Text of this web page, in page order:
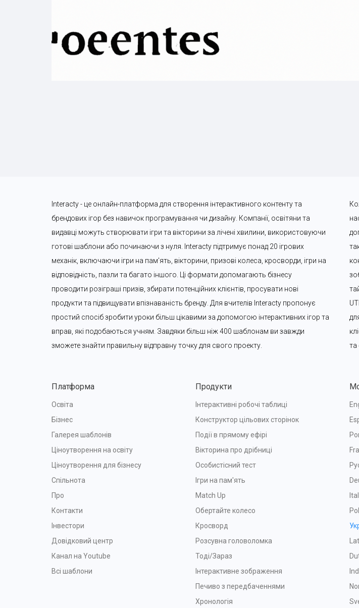
Interacty - це онлайн-платформа для створення інтерактивного контенту та
брендових ігор без навичок програмування чи дизайну. Компанії, освітяни та
видавці можуть створювати ігри та вікторини за лічені хвилини, використовуючи
готові шаблони або починаючи з нуля. Interacty підтримує понад 20 ігрових
механік, включаючи ігри на пам'ять, вікторини, призові колеса, кросворди, ігри на
відповідність, пазли та багато іншого. Ці формати допомагають бізнесу
проводити розіграші призів, збирати потенційних клієнтів, просувати нові
продукти та підвищувати впізнаваність бренду. Для вчителів Interacty пропонує
простий спосіб зробити уроки більш цікавими за допомогою інтерактивних ігор та
вправ, які подобаються учням. Завдяки більш ніж 400 шаблонам ви завжди
зможете знайти правильну відправну точку для свого проекту.
та
Платформа
Освіта
Бізнес
Галерея шаблонів
Ціноутворення на освіту
Ціноутворення для бізнесу
Спільнота
Про
Контакти
Інвестори
Довідковий центр
Канал на Youtube
Всі шаблони
Продукти
Інтерактивні робочі таблиці
Конструктор цільових сторінок
Події в прямому ефірі
Вікторина про дрібниці
Особистісний тест
Ігри на пам'ять
Match Up
Обертайте колесо
Кросворд
Розсувна головоломка
Тоді/Зараз
Інтерактивне зображення
Печиво з передбаченнями
Хронологія